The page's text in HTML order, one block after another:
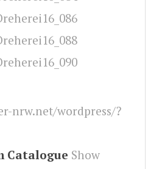
nrw.net/wordpress/?
Catalogue Show